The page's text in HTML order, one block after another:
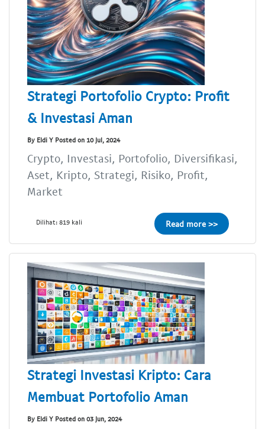
Strategi Portofolio Crypto: Profit
& Investasi Aman
By Eldi Y Posted on 10 Jul, 2024
Crypto, Investasi, Portofolio, Diversifikasi,
Aset, Kripto, Strategi, Risiko, Profit,
Market
Dilihat: 819 kali Read more >>
Strategi Investasi Kripto: Cara
Membuat Portofolio Aman
By Eldi Y Posted on 03 Jun, 2024